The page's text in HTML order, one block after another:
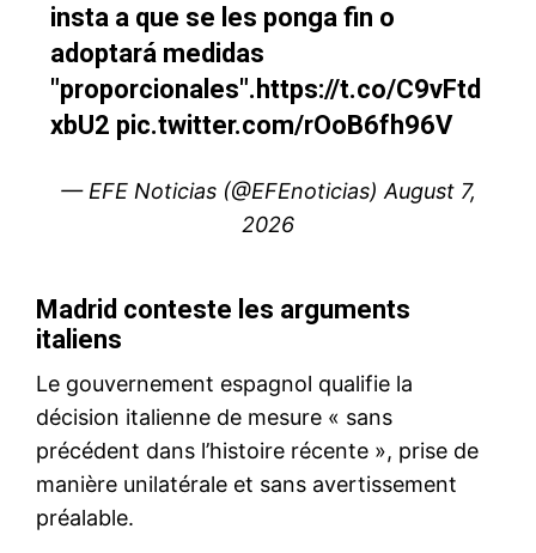
16 July 2026
In "Diplomatie"